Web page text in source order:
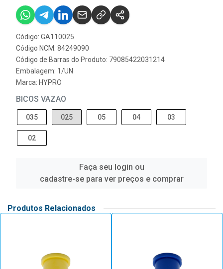
Código: GA110025
Código NCM: 84249090
Código de Barras do Produto: 79085422031214
Embalagem: 1/UN
Marca: HYPRO
BICOS VAZAO
035 025 05 04 03
02
Faça seu login ou
cadastre-se para ver preços e comprar
Produtos Relacionados